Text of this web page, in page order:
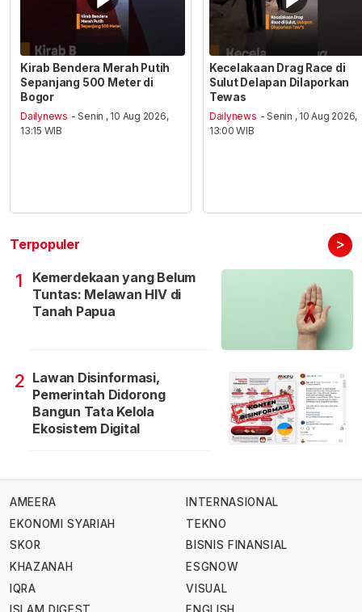
Kirab Bendera Merah Putih
Sepanjang 500 Meter di
Bogor
Dailynews - Senin , 10 Aug 2026,
13:15 WIB
Kecelakaan Drag Race di
Sulut Delapan Dilaporkan
Tewas
Dailynews - Senin , 10 Aug 2026,
13:00 WIB
Terpopuler >
1
Kemerdekaan yang Belum
Tuntas: Melawan HIV di
Tanah Papua
2 Lawan Disinformasi,
Pemerintah Didorong
Bangun Tata Kelola
Ekosistem Digital
AMEERA
EKONOMI SYARIAH
SKOR
KHAZANAH
IQRA
INTERNASIONAL
TEKNO
BISNIS FINANSIAL
ESGNOW
VISUAL